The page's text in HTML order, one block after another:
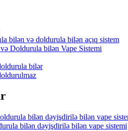
bilən və doldurula bilən açıq sistem
Doldurula bilən Vape Sistemi
bilər
bilən dəyişdirilə bilən vape sistemi